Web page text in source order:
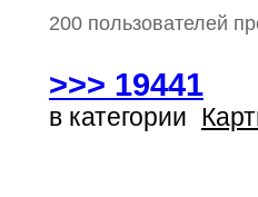
200 пользователей
>>> 19441
в категории